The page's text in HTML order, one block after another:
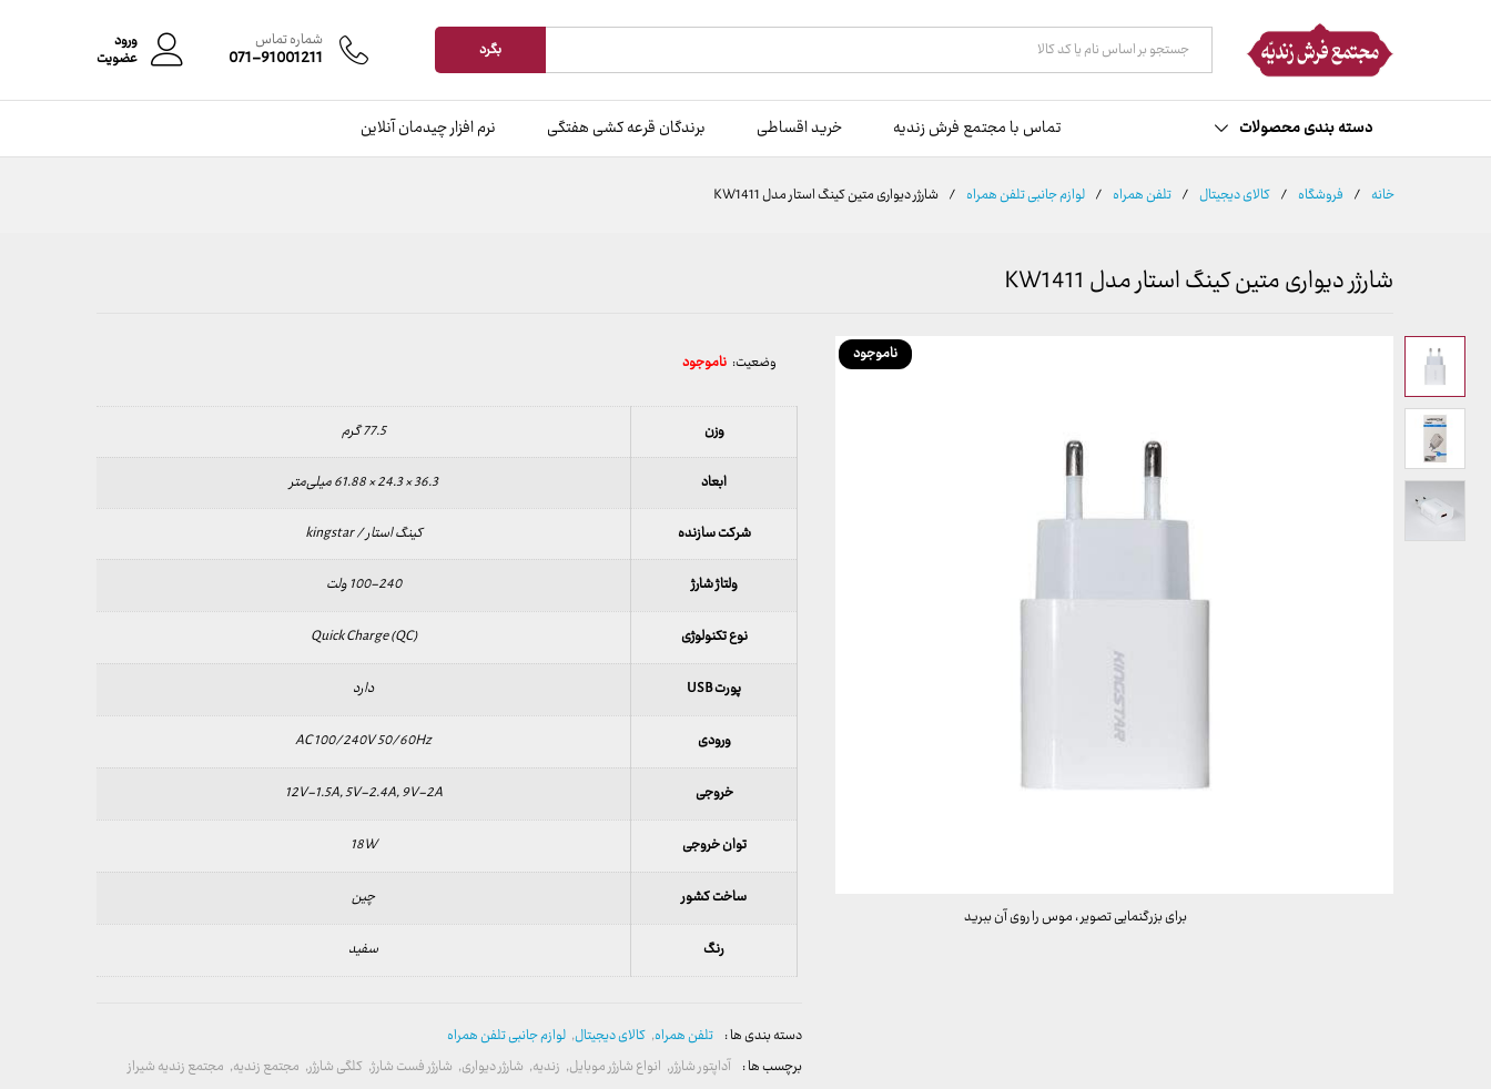
همه دسته ها بگرد شماره تماس
071-91001211
ورود
عضویت
دسته بندی محصولات تماس با مجتمع فرش زندیه خرید اقساطی برندگان قرعه کشی هفتگی نرم افزار چیدمان آنلاین
خانه / فروشگاه / کالای دیجیتال / تلفن همراه / لوازم جانبی تلفن همراه / شارژر دیواری متین کینگ استار مدل KW1411
شارژر دیواری متین کینگ استار مدل KW1411
ناموجود
برای بزرگنمایی تصویر ، موس را روی آن ببرید
وضعیت: ناموجود
وزن 77.5 گرم
ابعاد 36.3 × 24.3 × 61.88 میلی‌متر
شرکت سازنده کینگ استار / kingstar
ولتاژ شارژ 100-240 ولت
نوع تکنولوژی Quick Charge (QC)
پورت USB دارد
ورودی AC 100/240V 50/60Hz
خروجی 12V-1.5A, 5V-2.4A, 9V-2A
توان خروجی 18W
ساخت کشور چین
رنگ سفید
دسته بندی ها : تلفن همراه, کالای دیجیتال, لوازم جانبی تلفن همراه
برچسب ها : آداپتور شارژر, انواع شارژر موبایل, زندیه, شارژر دیواری, شارژر فست شارژ, کلگی شارژر, مجتمع زندیه, مجتمع زندیه شیراز
توضیحات نظرات (0)